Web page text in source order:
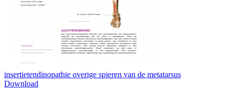
insertietendinopathie overige spieren van de metatarsus
Download